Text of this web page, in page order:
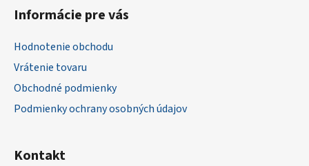
Informácie pre vás
Hodnotenie obchodu
Vrátenie tovaru
Obchodné podmienky
Podmienky ochrany osobných údajov
Kontakt